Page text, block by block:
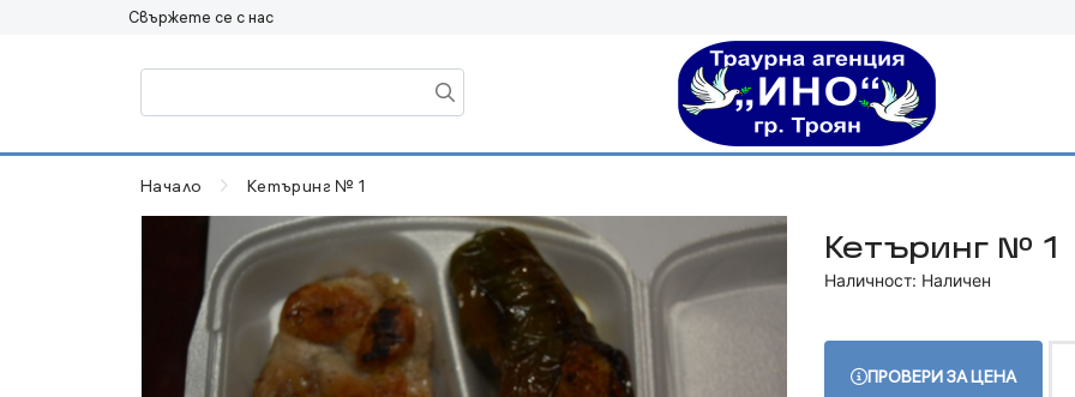
Свържете се с нас
Начало Кетъринг № 1
Кетъринг № 1
Наличност: Наличен
ПРОВЕРИ ЗА ЦЕНА